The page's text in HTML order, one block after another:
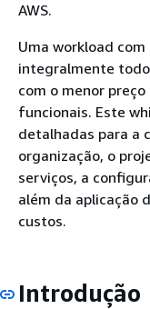
AWS.
Uma workload
integralmente
com o menor
funcionais. Este
detalhadas para a
organização, o
serviços, a
além da aplicação
custos.
Introdução